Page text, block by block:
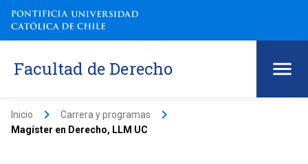
Facultad de Derecho
Inicio keyboard_arrow_right Carrera y programas keyboard_arrow_right
Magíster en Derecho, LLM UC